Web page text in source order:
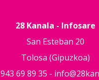
28 Kanala - Infosare
San Esteban 20
Tolosa (Gipuzkoa)
69 89 35 -